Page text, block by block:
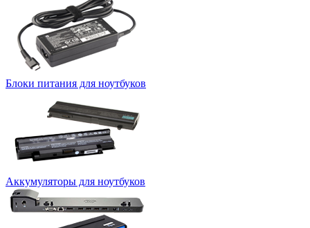
Блоки питания для ноутбуков
Аккумуляторы для ноутбуков